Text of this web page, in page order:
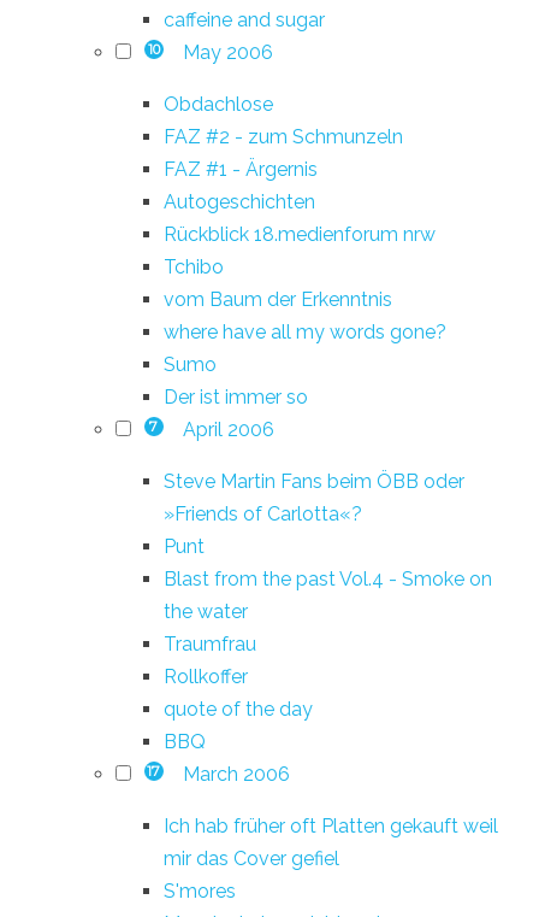
caffeine and sugar
10 May 2006
Obdachlose
FAZ #2 - zum Schmunzeln
FAZ #1 - Ärgernis
Autogeschichten
Rückblick 18.medienforum nrw
Tchibo
vom Baum der Erkenntnis
where have all my words gone?
Sumo
Der ist immer so
7 April 2006
Steve Martin Fans beim ÖBB oder
»Friends of Carlotta«?
Punt
Blast from the past Vol.4 - Smoke on
the water
Traumfrau
Rollkoffer
quote of the day
BBQ
17 March 2006
Ich hab früher oft Platten gekauft weil
mir das Cover gefiel
S'mores